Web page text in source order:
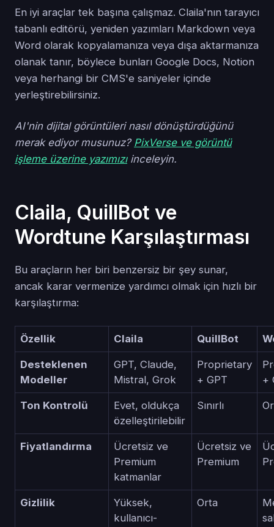
En iyi araçlar tek başına çalışmaz. Claila'nın tarayıcı
tabanlı editörü, yeniden yazımları Markdown veya
Word olarak kopyalamanıza veya dışa aktarmanıza
olanak tanır, böylece bunları Google Docs, Notion
veya herhangi bir CMS'e saniyeler içinde
yerleştirebilirsiniz.
AI'nin dijital görüntüleri nasıl dönüştürdüğünü
merak ediyor musunuz? PixVerse ve görüntü
işleme üzerine yazımızıinceleyin.
Claila, QuillBot ve
Wordtune Karşılaştırması
Bu araçların her biri benzersiz bir şey sunar,
ancak karar vermenize yardımcı olmak için hızlı bir
karşılaştırma:
Özellik Claila QuillBot
Desteklenen
Modeller
GPT, Claude,
Mistral, Grok
Proprietary
+ GPT
+
Ton Kontrolü
Evet, oldukça
özelleştirilebilir
Sınırlı
Fiyatlandırma
Ücretsiz ve
Premium
katmanlar
Ücretsiz ve
Premium
Gizlilik
Yüksek,
kullanıcı-
Orta